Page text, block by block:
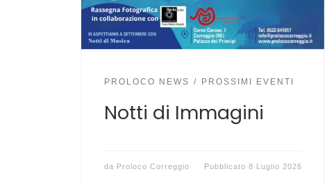
PROLOCO NEWS PROSSIMI EVENTI
Notti di Immagini
da Proloco Correggio Pubblicato 8 Luglio 2026